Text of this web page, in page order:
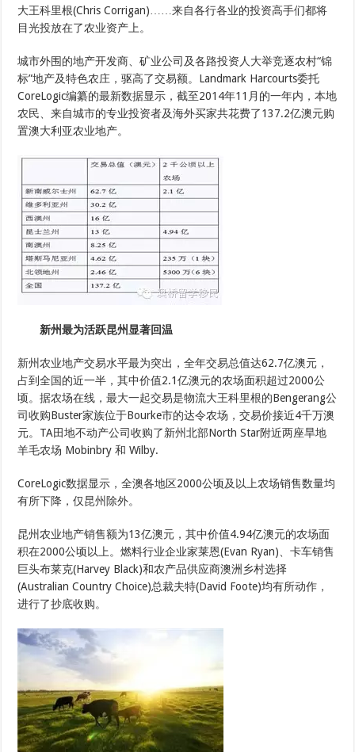
大王科里根(Chris Corrigan)……来自各行各业的投资高手们都将
目光投放在了农业资产上。
城市外围的地产开发商、矿业公司及各路投资人大举竞逐农村“锦
标”地产及特色农庄，驱高了交易额。Landmark Harcourts委托
CoreLogic编纂的最新数据显示，截至2014年11月的一年内，本地
农民、来自城市的专业投资者及海外买家共花费了137.2亿澳元购
置澳大利亚农业地产。
新州最为活跃昆州显著回温
新州农业地产交易水平最为突出，全年交易总值达62.7亿澳元，
占到全国的近一半，其中价值2.1亿澳元的农场面积超过2000公
顷。据农场在线，最大一起交易是物流大王科里根的Bengerang公
司收购Buster家族位于Bourke市的达令农场，交易价接近4千万澳
元。TA田地不动产公司收购了新州北部North Star附近两座旱地
羊毛农场 Mobinbry 和 Wilby.
CoreLogic数据显示，全澳各地区2000公顷及以上农场销售数量均
有所下降，仅昆州除外。
昆州农业地产销售额为13亿澳元，其中价值4.94亿澳元的农场面
积在2000公顷以上。燃料行业企业家莱恩(Evan Ryan)、卡车销售
巨头布莱克(Harvey Black)和农产品供应商澳洲乡村选择
(Australian Country Choice)总裁夫特(David Foote)均有所动作，
进行了抄底收购。